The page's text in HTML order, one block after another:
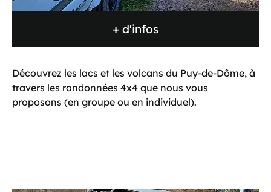
+ d'infos
Découvrez les lacs et les volcans du Puy-de-Dôme, à
travers les randonnées 4x4 que nous vous
proposons (en groupe ou en individuel).